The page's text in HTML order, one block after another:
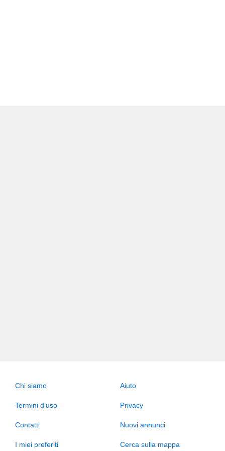
Chi siamo Aiuto
Termini d’uso Privacy
Contatti Nuovi annunci
I miei preferiti Cerca sulla mappa